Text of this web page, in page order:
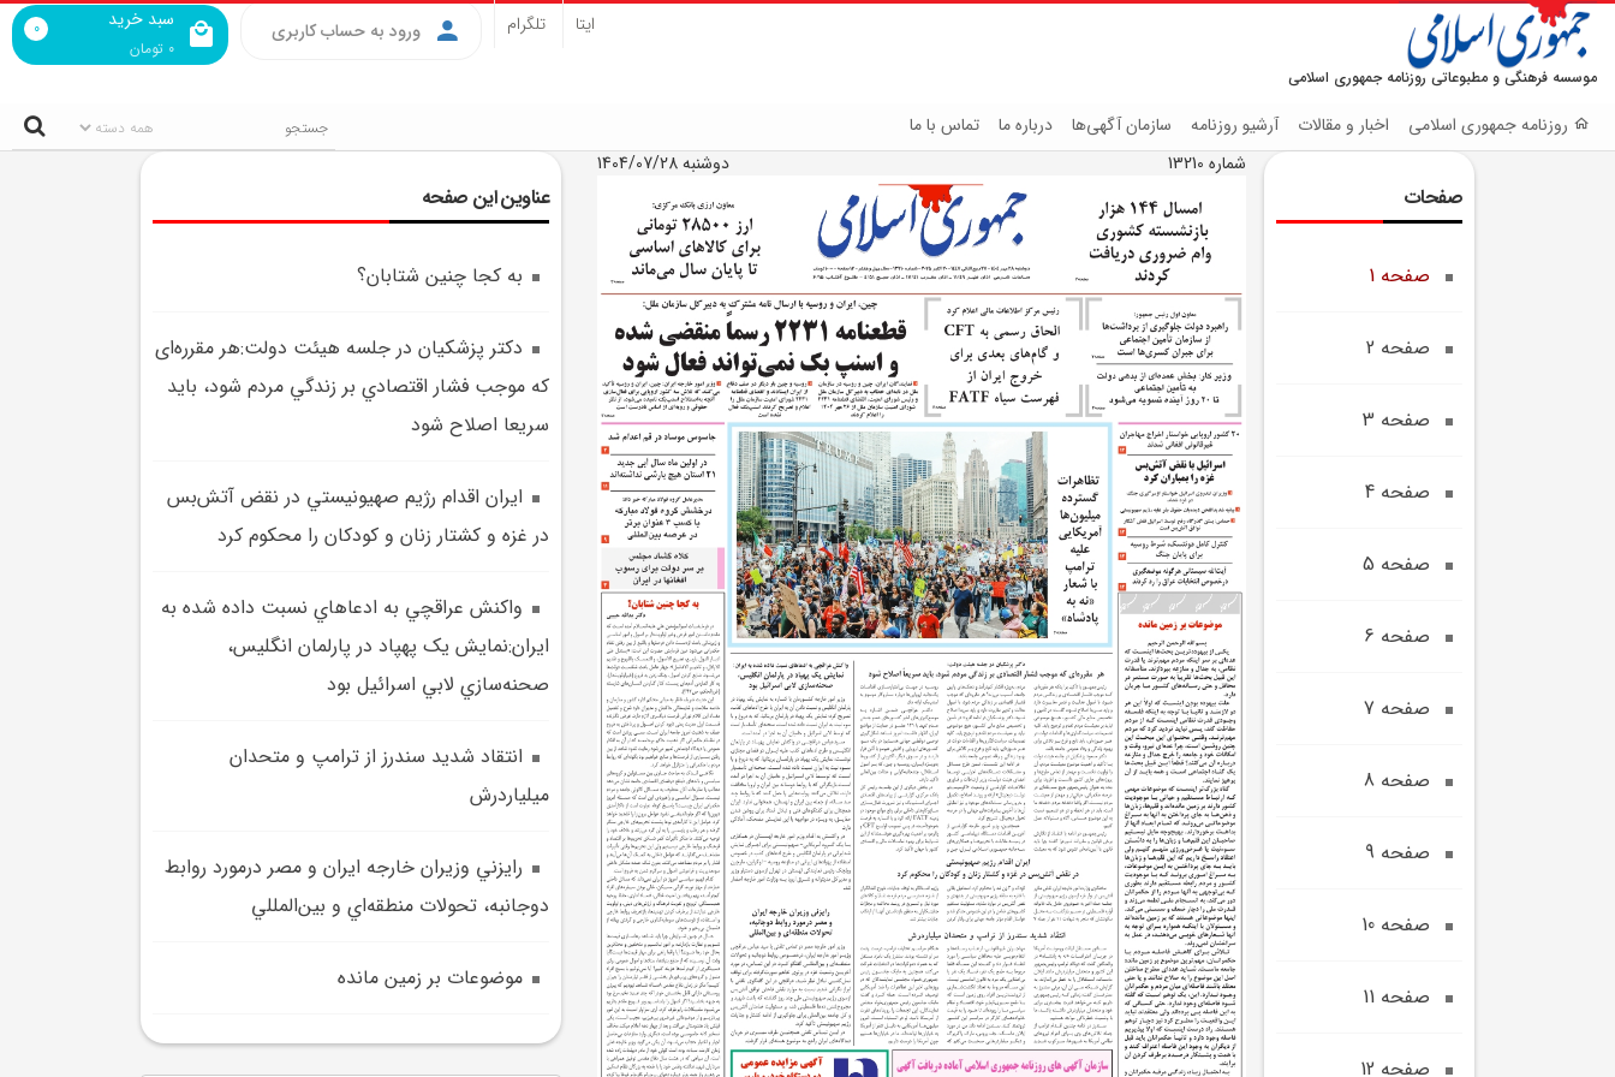
موسسه فرهنگی و مطبوعاتی روزنامه جمهوری اسلامی
سبد خرید
0 تومان
0 ورود به حساب کاربری ایتا تلگرام
روزنامه جمهوری اسلامی اخبار و مقالات آرشیو روزنامه سازمان آگهی‌ها درباره ما تماس با ما
صفحات
صفحه 1
صفحه 2
صفحه 3
صفحه 4
صفحه 5
صفحه 6
صفحه 7
صفحه 8
صفحه 9
صفحه 10
صفحه 11
صفحه 12
شماره 13210 دوشنبه 1404/07/28
عناوین این صفحه
به کجا چنين شتابان؟
دکتر پزشکيان در جلسه هيئت دولت:هر مقرره‌ای
که موجب فشار اقتصادي بر زندگي مردم شود، بايد
سريعا اصلاح شود
ايران اقدام رژيم صهيونيستي در نقض آتش‌بس
در غزه و کشتار زنان و کودکان را محکوم کرد
واکنش عراقچي به ادعاهاي نسبت داده شده به
ايران:نمايش يک پهپاد در پارلمان انگليس،
صحنه‌سازي لابي اسرائيل بود
انتقاد شديد سندرز از ترامپ و متحدان
ميلياردرش
رايزني وزيران خارجه ايران و مصر درمورد روابط
دوجانبه، تحولات منطقه‌اي و بين‌المللي
موضوعات بر زمين مانده